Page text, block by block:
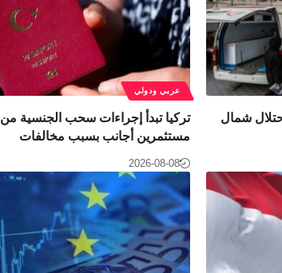
شمال
عربي ودولي
تركيا تبدأ إجراءات سحب الجنسية من
مستثمرين أجانب بسبب مخالفات
2026-08-08